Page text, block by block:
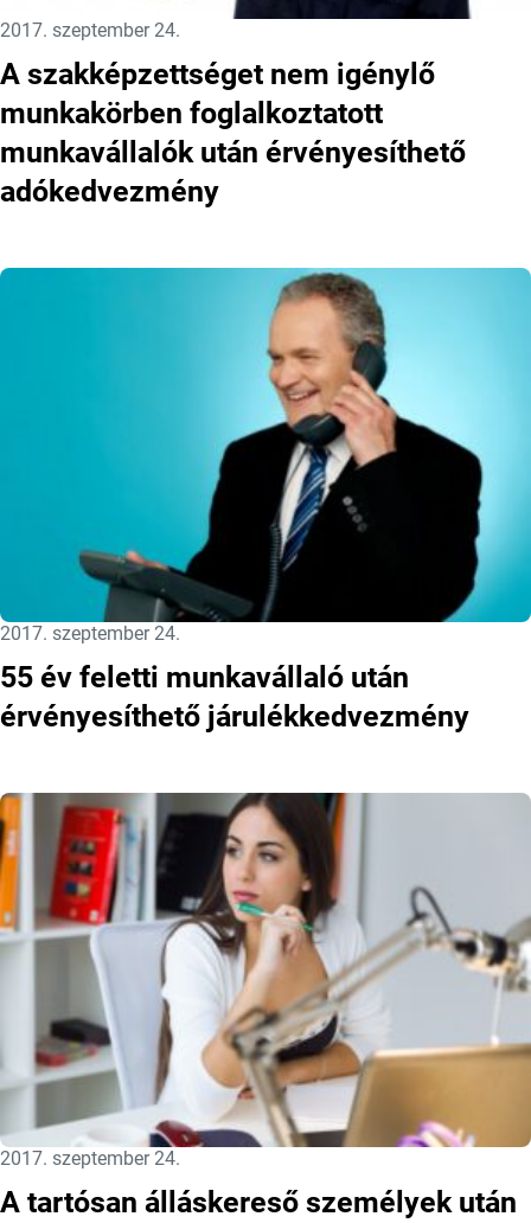
Közzétéve:
2017. szeptember 24.
A szakképzettséget nem igénylő
munkakörben foglalkoztatott
munkavállalók után érvényesíthető
adókedvezmény
Közzétéve:
2017. szeptember 24.
55 év feletti munkavállaló után
érvényesíthető járulékkedvezmény
Közzétéve:
2017. szeptember 24.
A tartósan álláskereső személyek után